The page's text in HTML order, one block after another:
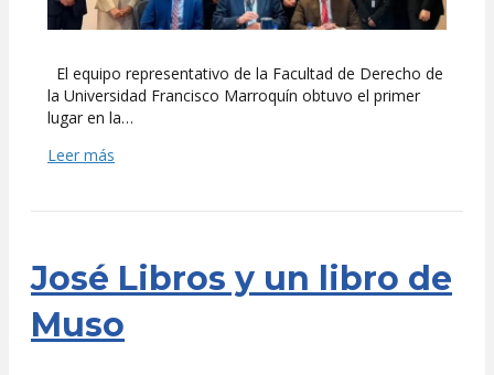
El equipo representativo de la Facultad de Derecho de
la Universidad Francisco Marroquín obtuvo el primer
lugar en la…
Leer más
José Libros y un libro de
Muso